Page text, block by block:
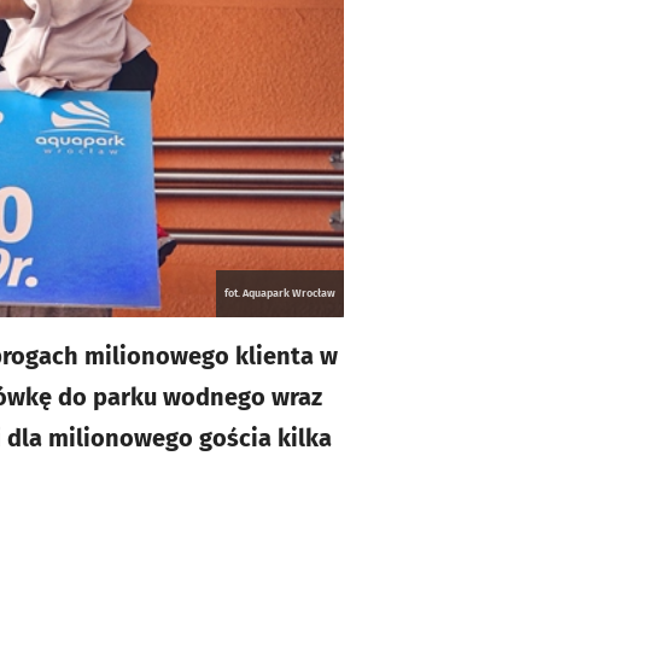
fot. Aquapark Wrocław
milionowego klienta w
do parku wodnego wraz
dla milionowego gościa kilka